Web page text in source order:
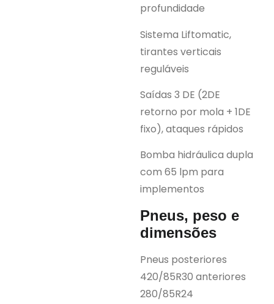
profundidade
Sistema Liftomatic,
tirantes verticais
reguláveis
Saídas 3 DE (2DE
retorno por mola + 1DE
fixo), ataques rápidos
Bomba hidráulica dupla
com 65 lpm para
implementos
Pneus, peso e
dimensões
Pneus posteriores
420/85R30 anteriores
280/85R24